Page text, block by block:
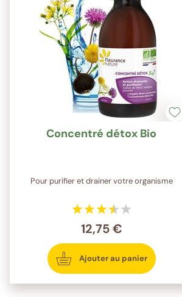
Concentré détox Bio
Pour purifier et drainer votre organisme
12,75 €
Ajouter au panier